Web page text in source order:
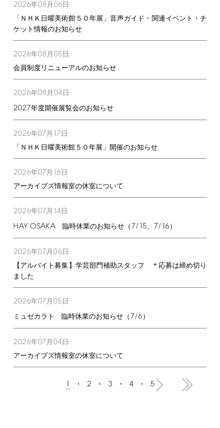
2026年08月 06 日
「ＮＨＫ日曜美術館５０年展」音声ガイド・関連イベント・チ
ケット情報のお知らせ
2026年08月 05 日
会員制度リニューアルのお知らせ
2026年08月 04日
2027年度開催展覧会のお知らせ
2026年07月 17 日
「ＮＨＫ日曜美術館５０年展」開催のお知らせ
2026年07月 16 日
アーカイブズ情報室の休室について
2026年07月 14日
HAY OSAKA臨時休業のお知らせ（7/15、 7/16）
2026年07月 06 日
【アルバイト募集】学芸部門補助スタッフ ＊応募は締め切り
ました
2026年07月 05 日
ミュゼカラト 臨時休業のお知らせ（7/6）
2026年07月 04日
アーカイブズ情報室の休室について
1 2 3 4 5